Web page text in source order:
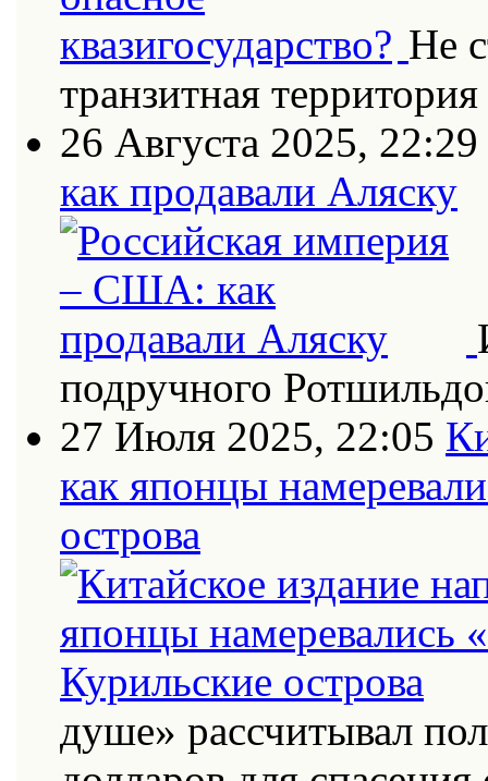
Не
транзитная территория
26 Августа 2025, 22:29
как продавали Аляску
подручного
27 Июля 2025, 22:05
как японцы
острова
душе» рассчитывал